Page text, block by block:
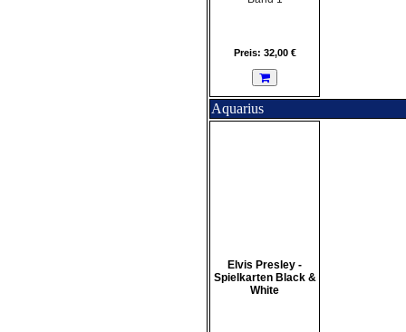
Preis: 32,00 €
Aquarius
Elvis Presley -
Spielkarten Black &
White